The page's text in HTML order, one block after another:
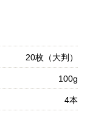
20枚（大判）
100g
4本